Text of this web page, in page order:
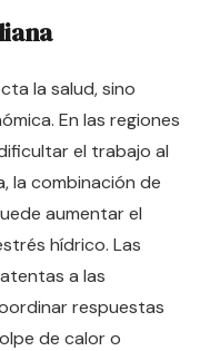
la salud, sino
En las regiones
el trabajo al
la combinación de
aumentar el
hídrico. Las
a las
respuestas
de calor o